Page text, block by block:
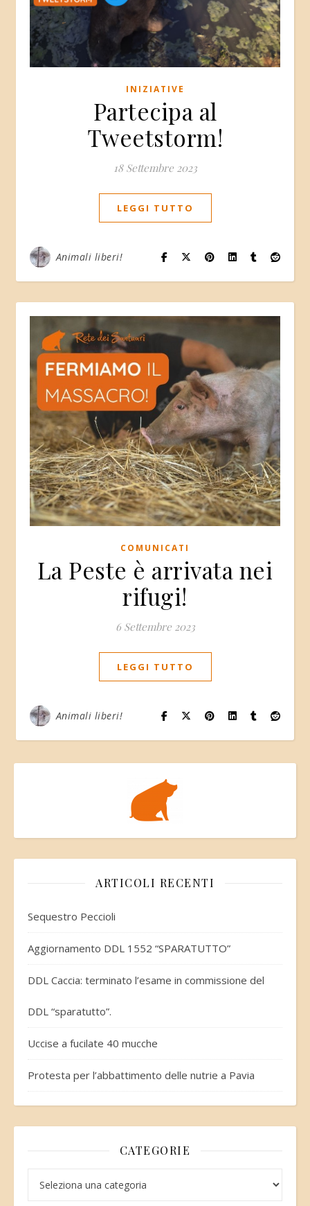
INIZIATIVE
Partecipa al
Tweetstorm!
18 Settembre 2023
LEGGI TUTTO
Animali liberi!
COMUNICATI
La Peste è arrivata nei
rifugi!
6 Settembre 2023
LEGGI TUTTO
Animali liberi!
ARTICOLI RECENTI
Sequestro Peccioli
Aggiornamento DDL 1552 “SPARATUTTO”
DDL Caccia: terminato l’esame in commissione del
DDL “sparatutto”.
Uccise a fucilate 40 mucche
Protesta per l’abbattimento delle nutrie a Pavia
CATEGORIE